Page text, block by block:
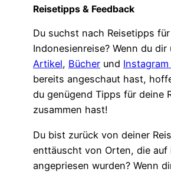
Reisetipps & Feedback
Du suchst nach Reisetipps
Indonesienreise? Wenn du dir
Artikel, Bücher und
bereits angeschaut hast,
du genügend Tipps für deine
zusammen hast!
Du bist zurück von deiner
enttäuscht von Orten, die auf
angepriesen wurden? Wenn